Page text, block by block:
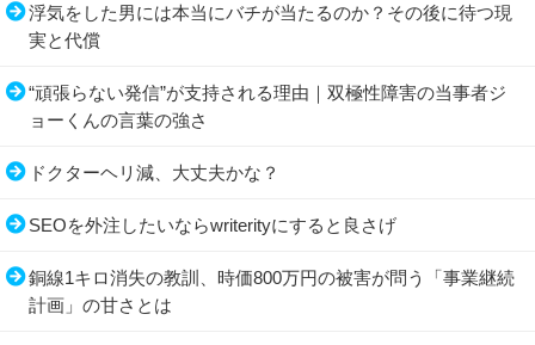
浮気をした男には本当にバチが当たるのか？その後に待つ現
実と代償
“頑張らない発信”が支持される理由｜双極性障害の当事者ジ
ョーくんの言葉の強さ
ドクターヘリ減、大丈夫かな？
SEOを外注したいならwriterityにすると良さげ
銅線1キロ消失の教訓、時価800万円の被害が問う「事業継続
計画」の甘さとは